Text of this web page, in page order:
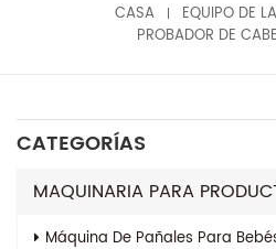
CASA
EQUIPO DE
CATEGORÍAS
MAQUINARIA PARA
Máquina De Pañales Para